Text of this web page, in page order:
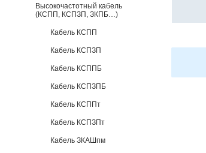
Высокочастотный кабель
(КСПП, КСПЗП, ЗКПБ…)
Кабель КСПП
Кабель КСПЗП
Кабель КСППБ
Кабель КСПЗПБ
Кабель КСППт
Кабель КСПЗПт
Кабель ЗКАШпм